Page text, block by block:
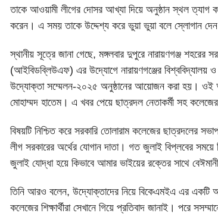
তাকে আওয়ামী লীগের দোসর আখ্যা দিয়ে অনুষ্ঠান স্থল ত্যাগ
করেন। এ সময় তাকে উদ্দেশ্য করে ভুয়া ভুয়া বলে স্লোগান দেন
স্থানীয় সূত্রে জানা গেছে, মঙ্গলবার দুপুরে নারায়ণগঞ্জ শহরের
(আইবিডব্লিউএফ) এর উদ্যোগে নারায়ণগঞ্জের বিশ্ববিদ্যালয় ও
উদ্যোক্তা সম্মেলন-২০২৫ অনুষ্ঠানের আয়োজন করা হয়। ওই
মোহাম্মদ হাতেম। এ খবর পেয়ে ছাত্রদল নেতাকর্মী সহ
বিষয়টি নিশ্চিত করে সরকারি তোলারাম কলেজের ছাত্রদলের
লীগ সরকারের অর্থের যোগান দাতা। গত জুলাই বিপ্লবের
জুলাই যোদ্ধা হয়ে কিভাবে আমার ভাইয়ের রক্তের সাথে
তিনি আরও বলেন, উদ্যোক্তাদের নিয়ে বিকেএমইএ এর একটি
কলেজের শিক্ষার্থীরা সেখানে গিয়ে প্রতিবাদ জানাই। পরে